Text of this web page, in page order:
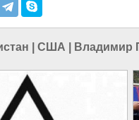
США Владимир